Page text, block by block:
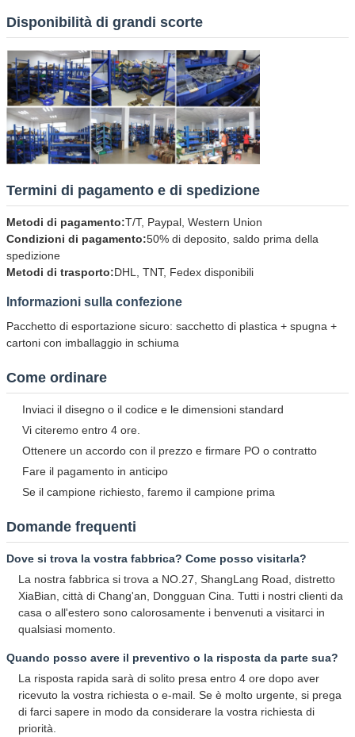
Disponibilità di grandi scorte
Termini di pagamento e di spedizione
Metodi di pagamento:T/T, Paypal, Western Union
Condizioni di pagamento:50% di deposito, saldo prima della
spedizione
Metodi di trasporto:DHL, TNT, Fedex disponibili
Informazioni sulla confezione
Pacchetto di esportazione sicuro: sacchetto di plastica + spugna +
cartoni con imballaggio in schiuma
Come ordinare
Inviaci il disegno o il codice e le dimensioni standard
Vi citeremo entro 4 ore.
Ottenere un accordo con il prezzo e firmare PO o contratto
Fare il pagamento in anticipo
Se il campione richiesto, faremo il campione prima
Domande frequenti
Dove si trova la vostra fabbrica? Come posso visitarla?
La nostra fabbrica si trova a NO.27, ShangLang Road, distretto
XiaBian, città di Chang'an, Dongguan Cina. Tutti i nostri clienti da
casa o all'estero sono calorosamente i benvenuti a visitarci in
qualsiasi momento.
Quando posso avere il preventivo o la risposta da parte sua?
La risposta rapida sarà di solito presa entro 4 ore dopo aver
ricevuto la vostra richiesta o e-mail. Se è molto urgente, si prega
di farci sapere in modo da considerare la vostra richiesta di
priorità.